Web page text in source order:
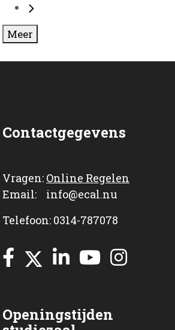
Meer
Contactgegevens
Vragen: Online Regelen
Email: info@ecal.nu
Telefoon: 0314-787078
Openingstijden